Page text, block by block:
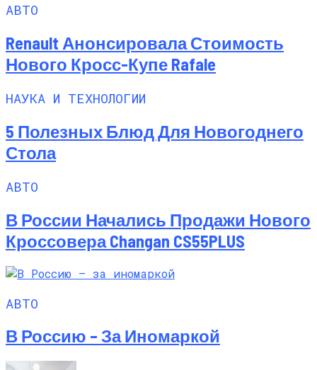
АВТО
Renault Анонсировала Стоимость
Нового Кросс-Купе Rafale
НАУКА И ТЕХНОЛОГИИ
5 Полезных Блюд Для Новогоднего
Стола
АВТО
В России Начались Продажи Нового
Кроссовера Changan CS55PLUS
АВТО
В Россию – За Иномаркой